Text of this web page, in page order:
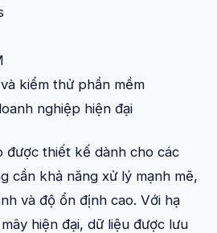
kiểm thử phần mềm
nghiệp hiện đại
được thiết kế dành cho các
cần khả năng xử lý mạnh mẽ,
và độ ổn định cao. Với hạ
hiện đại, dữ liệu được lưu